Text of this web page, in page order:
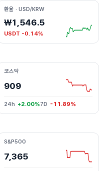
환율 · USD/KRW
₩1,546.5
USDT -0.14%
코스닥
909
24h +2.00%7D -11.89%
S&P500
7,365